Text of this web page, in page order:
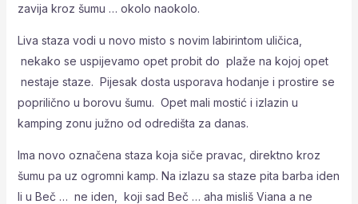
zavija kroz šumu … okolo naokolo.
Liva staza vodi u novo misto s novim labirintom uličica,
nekako se uspijevamo opet probit do plaže na kojoj opet
nestaje staze. Pijesak dosta usporava hodanje i prostire se
poprilično u borovu šumu. Opet mali mostić i izlazin u
kamping zonu južno od odredišta za danas.
Ima novo označena staza koja siče pravac, direktno kroz
šumu pa uz ogromni kamp. Na izlazu sa staze pita barba iden
li u Beč … ne iden, koji sad Beč … aha misliš Viana a ne